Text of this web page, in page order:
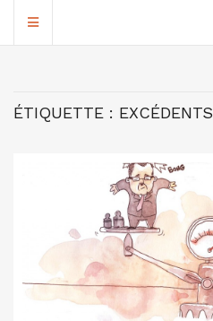
ÉTIQUETTE : EXCÉDENTS